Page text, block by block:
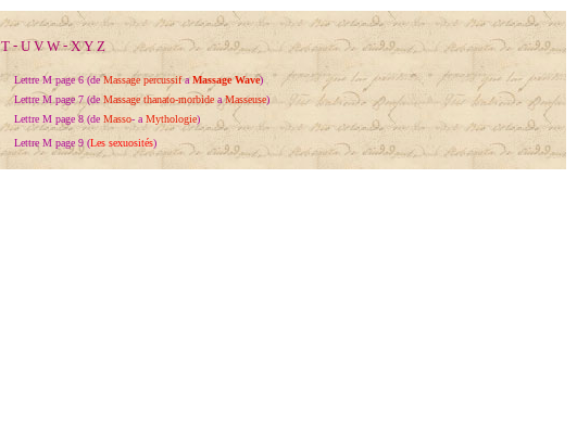
T-U V W-X Y Z
Lettre M page 6 (deMassage percussifaMassage Wave)
Lettre M page 7 (deMassage thanato-morbideaMasseuse)
Lettre M page 8 (deMasso- aMythologie)
Lettre M page 9 (Les sexuosités)